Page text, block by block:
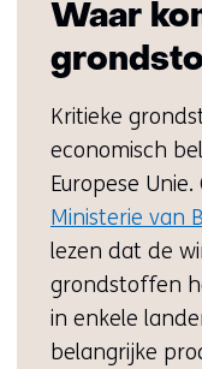
Waar
Kritieke
economisch
Europese Unie.
Ministerie van
lezen dat de
grondstoffen
in enkele
belangrijke